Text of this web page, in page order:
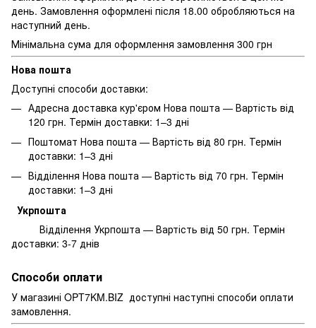
день. Замовлення оформлені після 18.00 обробляються на
наступний день.
Мінімальна сума для оформлення замовлення 300 грн
Нова пошта
Доступні способи доставки:
Адресна доставка кур'єром Нова пошта — Вартість від
120 грн. Термін доставки: 1–3 дні
Поштомат Нова пошта — Вартість від 80 грн. Термін
доставки: 1–3 дні
Відділення Нова пошта — Вартість від 70 грн. Термін
доставки: 1–3 дні
Укрпошта
Відділення Укрпошта — Вартість від 50 грн. Термін
доставки: 3-7 днів
Способи оплати
У магазині OPT7KM.BIZ доступні наступні способи оплати
замовлення.